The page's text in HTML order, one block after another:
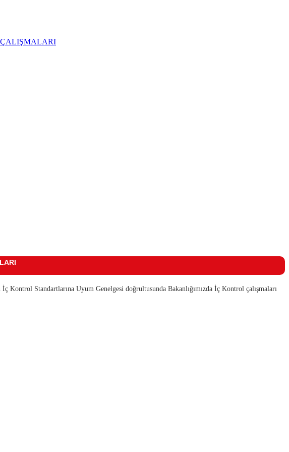
ÇALIŞMALARI
Standartlarına Uyum Genelgesi doğrultusunda Bakanlığımızda İç Kontrol çalışmaları